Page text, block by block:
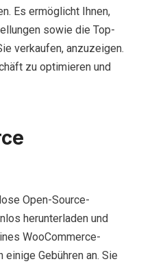
Es ermöglicht Ihnen,
sowie die Top-
verkaufen, anzuzeigen.
zu optimieren und
Open-Source-
herunterladen und
WooCommerce-
Gebühren an. Sie